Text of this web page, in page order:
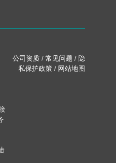
公司资质 / 常见问题 / 隐
私保护政策 / 网站地图